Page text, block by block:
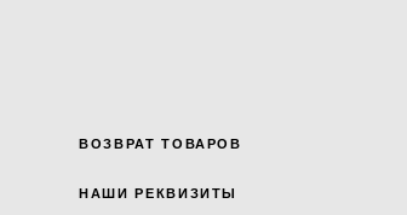
ВОЗВРАТ ТОВАРОВ
НАШИ РЕКВИЗИТЫ